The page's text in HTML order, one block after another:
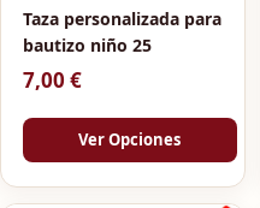
Taza personalizada para
bautizo niño 25
7,00 €
Ver Opciones